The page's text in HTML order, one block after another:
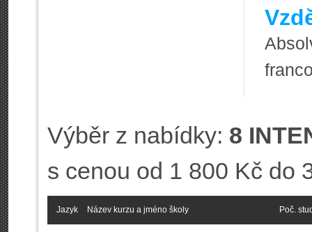
Výběr z nabídky: 8
s cenou od 1 800 Kč do
Jazyk Název kurzu a jméno školy Poč.